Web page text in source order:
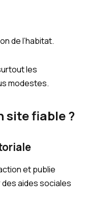
de l’habitat.
les
modestes.
site fiable ?
et publie
aides sociales